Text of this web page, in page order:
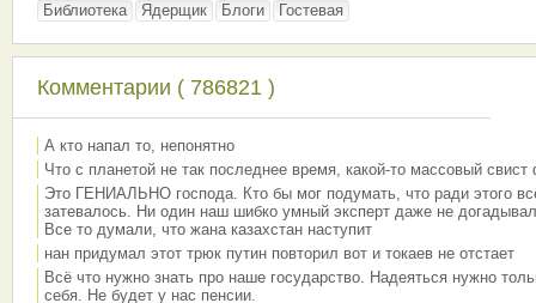
Библиотека
Ядерщик Блоги Гостевая
Комментарии ( 786821 )
А кто напал то, непонятно
Что с планетой не так последнее время, какой-то массовый свист
Это ГЕНИАЛЬНО господа. Кто бы мог подумать, что ради этого
затевалось. Ни один наш шибко умный эксперт даже не
Все то думали, что жана казахстан наступит
нан придумал этот трюк путин повторил вот и токаев не отстает
Всё что нужно знать про наше государство. Надеяться нужно
себя. Не будет у нас пенсии.